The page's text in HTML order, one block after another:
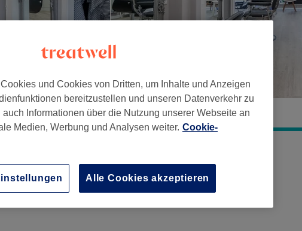
Details anzeigen
und Cookies von Dritten, um Inhalte und Anzeigen
bereitzustellen und unseren Datenverkehr zu
Informationen über die Nutzung unserer Webseite an
Medien, Werbung und Analysen weiter. Cookie-
Alle Cookies akzeptieren